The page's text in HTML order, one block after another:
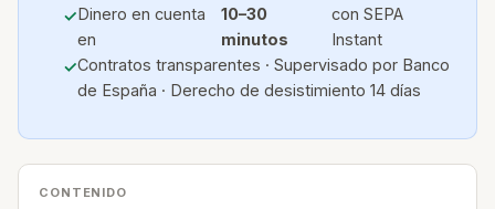
Dinero en cuenta
en
10–30
minutos
con SEPA
Instant
Contratos transparentes · Supervisado por Banco
de España · Derecho de desistimiento 14 días
CONTENIDO